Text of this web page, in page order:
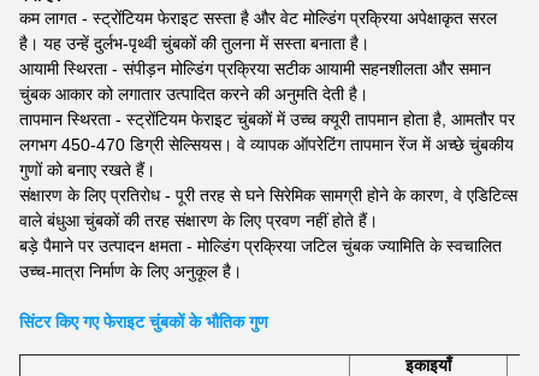
कम लागत - स्ट्रोंटियम फेराइट सस्ता है और वेट मोल्डिंग प्रक्रिया अपेक्षाकृत सरल
है। यह उन्हें दुर्लभ-पृथ्वी चुंबकों की तुलना में सस्ता बनाता है।
आयामी स्थिरता - संपीड़न मोल्डिंग प्रक्रिया सटीक आयामी सहनशीलता और समान
चुंबक आकार को लगातार उत्पादित करने की अनुमति देती है।
तापमान स्थिरता - स्ट्रोंटियम फेराइट चुंबकों में उच्च क्यूरी तापमान होता है, आमतौर पर
लगभग 450-470 डिग्री सेल्सियस। वे व्यापक ऑपरेटिंग तापमान रेंज में अच्छे चुंबकीय
गुणों को बनाए रखते हैं।
संक्षारण के लिए प्रतिरोध - पूरी तरह से घने सिरेमिक सामग्री होने के कारण, वे एडिटिव्स
वाले बंधुआ चुंबकों की तरह संक्षारण के लिए प्रवण नहीं होते हैं।
बड़े पैमाने पर उत्पादन क्षमता - मोल्डिंग प्रक्रिया जटिल चुंबक ज्यामिति के स्वचालित
उच्च-मात्रा निर्माण के लिए अनुकूल है।​​
सिंटर किए गए फेराइट चुंबकों के भौतिक गुण
इकाइयाँ